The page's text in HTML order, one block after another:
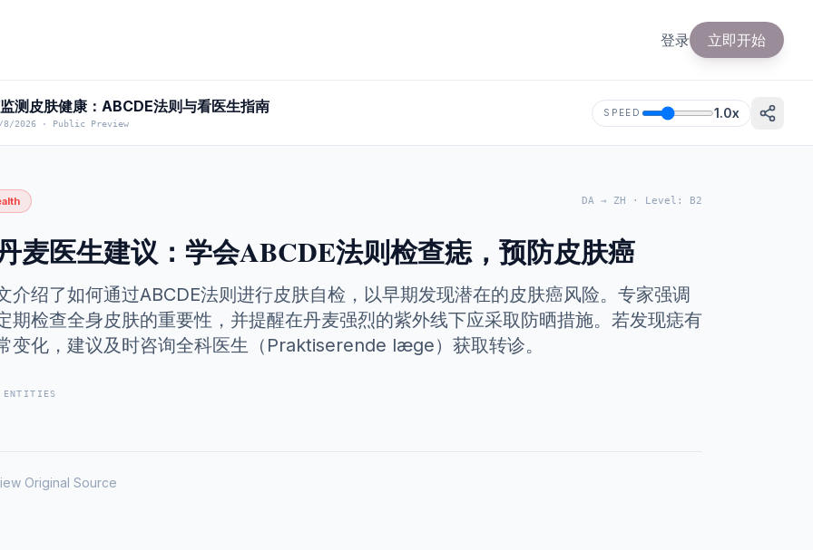
登录 立即开始
测皮肤健康：ABCDE法则与看医生指南
8/2026 · Public Preview
SPEED 1.0x
DA → ZH · Level : B2
麦医生建议：学会ABCDE法则检查痣，预防皮肤癌
介绍了如何通过ABCDE法则进行皮肤自检，以早期发现潜在的皮肤癌风险。专家强调
期检查全身皮肤的重要性，并提醒在丹麦强烈的紫外线下应采取防晒措施。若发现痣有
变化，建议及时咨询全科医生（Praktiserende læge）获取转诊。
ENTITIES
Original Source